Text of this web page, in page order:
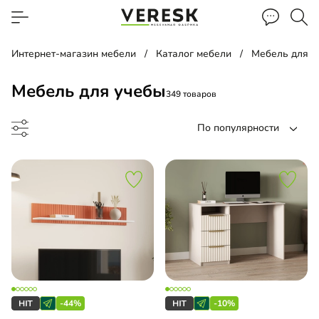
Интернет-магазин мебели Каталог мебели Мебель для
Мебель для учебы349 товаров
По популярности
стол-44% -10%